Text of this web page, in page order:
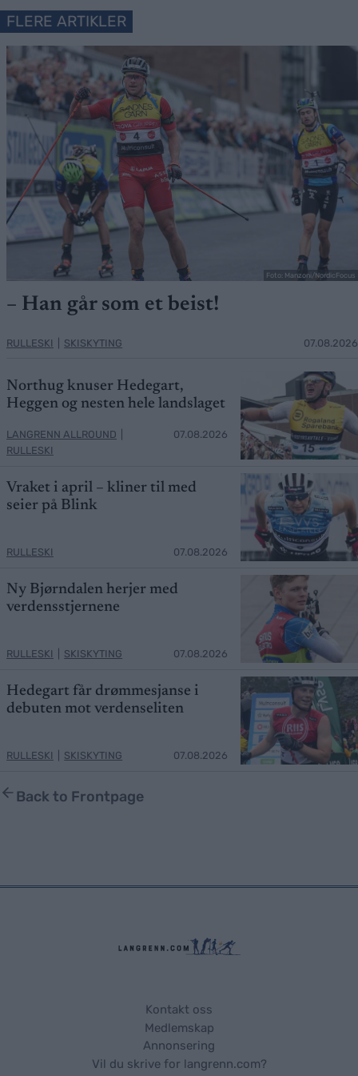
FLERE ARTIKLER
Foto: Manzoni/NordicFocus
– Han går som et beist!
RULLESKI SKISKYTING 07.08.2026
Northug knuser Hedegart,
Heggen og nesten hele landslaget
LANGRENN ALLROUND
RULLESKI
07.08.2026
Vraket i april – kliner til med
seier på Blink
RULLESKI 07.08.2026
Ny Bjørndalen herjer med
verdensstjernene
RULLESKI SKISKYTING 07.08.2026
Hedegart får drømmesjanse i
debuten mot verdenseliten
RULLESKI SKISKYTING 07.08.2026
Back to Frontpage
Kontakt oss
Medlemskap
Annonsering
Vil du skrive for langrenn.com?